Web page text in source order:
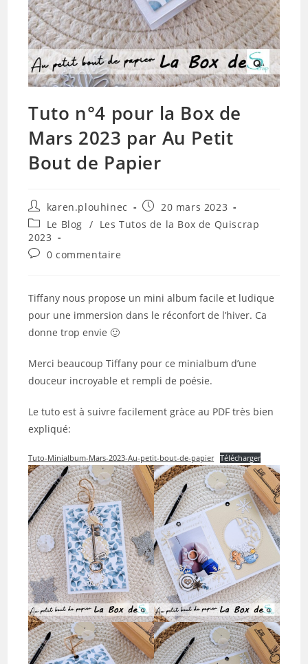
Tuto n°4 pour la Box de
Mars 2023 par Au Petit
Bout de Papier
Auteur/autrice
de
la
publication :
karen.plouhinec
Publication
publiée :
20 mars 2023
Post
category:
Le Blog / Les Tutos de la Box de Quiscrap
2023
Commentaires
publication :
0 commentaire
Tiffany nous propose un mini album facile et ludique
pour une immersion dans le réconfort de l’hiver. Ca
donne trop envie 🙂
Merci beaucoup Tiffany pour ce minialbum d’une
douceur incroyable et rempli de poésie.
Le tuto est à suivre facilement gràce au PDF très bien
expliqué:
Tuto-Minialbum-Mars-2023-Au-petit-bout-de-papier Télécharger